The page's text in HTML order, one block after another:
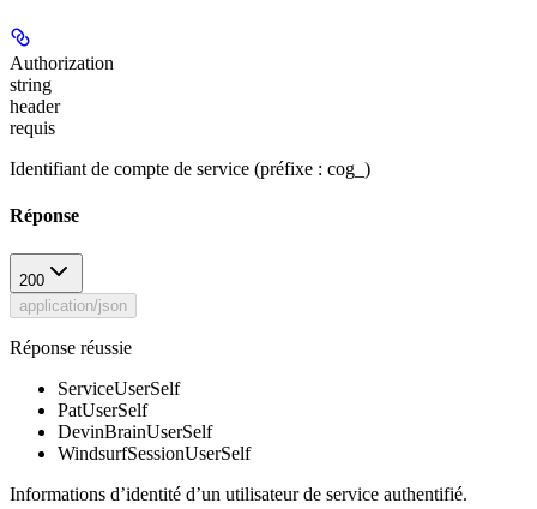
Authorization
string
header
requis
Identifiant de compte de service (préfixe : cog_)
Réponse
200
application/json
Réponse réussie
ServiceUserSelf
PatUserSelf
DevinBrainUserSelf
WindsurfSessionUserSelf
Informations d’identité d’un utilisateur de service authentifié.